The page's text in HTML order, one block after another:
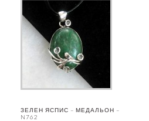
ЗЕЛЕН ЯСПИС – МЕДАЛЬОН –
N762